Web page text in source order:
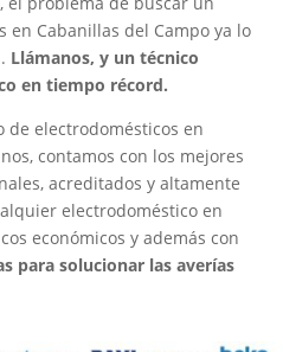
en Cabanillas del Campo ya lo
Llámanos, y un técnico
en tiempo récord.
de electrodomésticos en
contamos con los mejores
acreditados y altamente
electrodoméstico en
económicos y además con
para solucionar las averías